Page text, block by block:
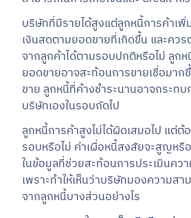
บริษัทที่มีรายได้สูงแต่ลูกหนี้การค้าเพิ่
เงินสดตามยอดขายที่เกิดขึ้น และคว
จากลูกค้าได้ตามรอบปกติหรือไม่ ลูกห
ยอดขายอาจสะท้อนการขายเชื่อมา
ขาย ลูกหนี้ที่ค้างชำระนานอาจกระท
บริษัทเองในรอบถัดไป
ลูกหนี้การค้าสูงไม่ได้ผิดเสมอไป แต่ต้
รอบหรือไม่ ค่าเผื่อหนี้สงสัยจะสูญหรื
ในข้อมูลที่ช่วยสะท้อนการประเมินคว
เพราะทำให้เห็นว่าบริษัทมองความสา
จากลูกหนี้บางส่วนอย่างไร